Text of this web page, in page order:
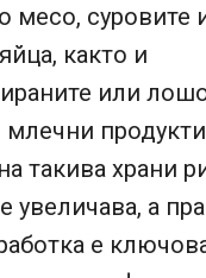
месо, суровите
както и
или
млечни
такива храни
увеличава, а
е